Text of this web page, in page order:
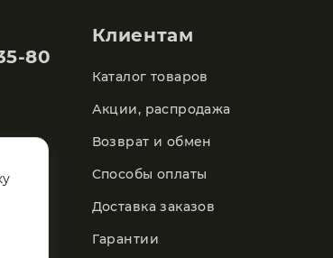
80
Клиентам
Каталог товаров
Акции, распродажа
Возврат и обмен
Способы оплаты
Доставка заказов
Гарантии